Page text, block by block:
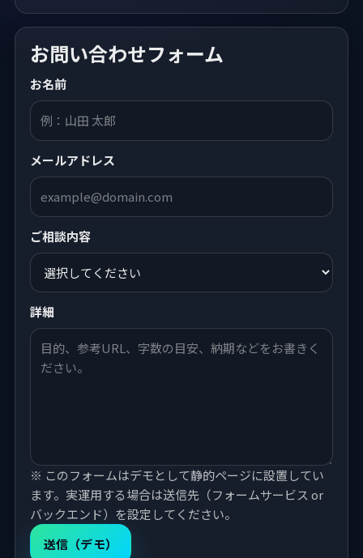
お問い合わせフォーム
お名前
メールアドレス
ご相談内容
詳細
※ このフォームはデモとして静的ページに設置してい
ます。実運用する場合は送信先（フォームサービス or
バックエンド）を設定してください。
送信（デモ）